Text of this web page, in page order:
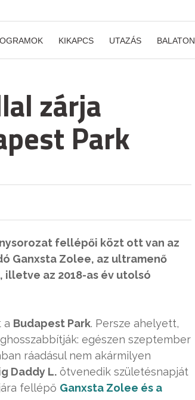
KIKAPCS UTAZÁS BALATON
zárja
Park
fellépői közt ott van az
Ganxsta Zolee, az ultramenő
illetve az 2018-as év utolsó
a Budapest Park. Persze ahelyett,
egészen szeptember
ráadásul nem akármilyen
Daddy L. ötvenedik születésnapját
fellépő Ganxsta Zolee és a